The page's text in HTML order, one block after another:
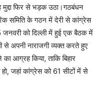
फिर से भड़क उठा।गठबंधन
समिति के गठन में देरी से कांग्रेस
जनवरी को दिल्ली में हुई एक बैठक में
से अपनी नाराजगी व्यक्त करते हुए
आग्रह किया, ताकि बिहार
हो, जहां कांग्रेस को 61 सीटों में से